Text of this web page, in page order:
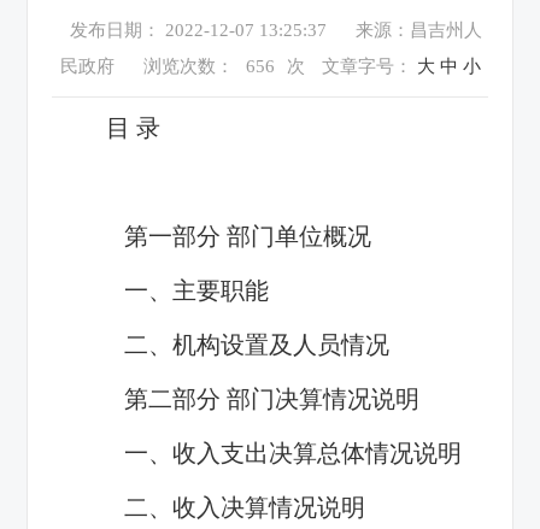
发布日期： 2022-12-07 13:25:37
来源：昌吉州人
民政府
浏览次数： 656 次 文章字号： 大 中 小
目 录
第一部分 部门单位概况
一、主要职能
二、机构设置及人员情况
第二部分 部门决算情况说明
一、收入支出决算总体情况说明
二、收入决算情况说明